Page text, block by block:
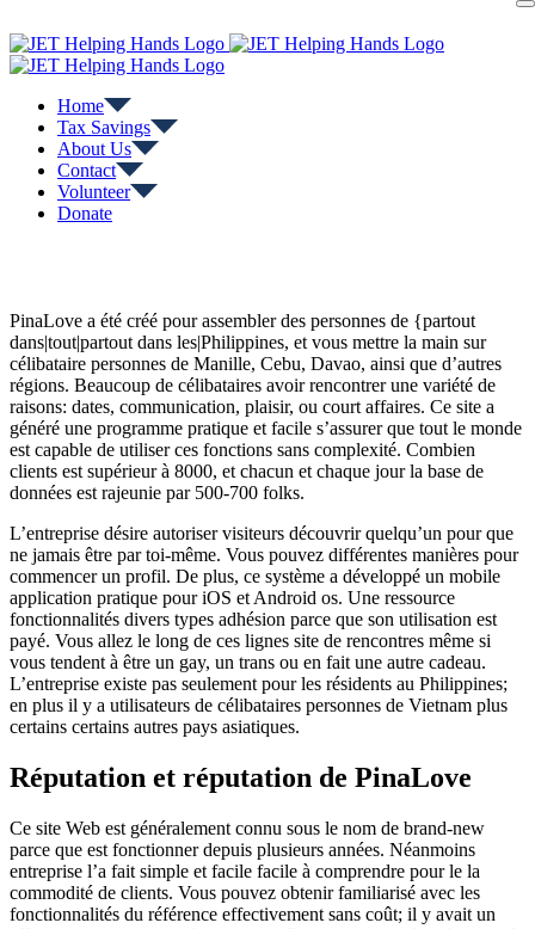
to
content
Home
Tax Savings
About Us
Contact
Volunteer
Donate
PinaLove a été créé pour assembler des personnes de {partout
dans|tout|partout dans les|Philippines, et vous mettre la main sur
célibataire personnes de Manille, Cebu, Davao, ainsi que d’autres
régions. Beaucoup de célibataires avoir rencontrer une variété de
raisons: dates, communication, plaisir, ou court affaires. Ce site a
généré une programme pratique et facile s’assurer que tout le monde
est capable de utiliser ces fonctions sans complexité. Combien
clients est supérieur à 8000, et chacun et chaque jour la base de
données est rajeunie par 500-700 folks.
L’entreprise désire autoriser visiteurs découvrir quelqu’un pour que
ne jamais être par toi-même. Vous pouvez différentes manières pour
commencer un profil. De plus, ce système a développé un mobile
application pratique pour iOS et Android os. Une ressource
fonctionnalités divers types adhésion parce que son utilisation est
payé. Vous allez le long de ces lignes site de rencontres même si
vous tendent à être un gay, un trans ou en fait une autre cadeau.
L’entreprise existe pas seulement pour les résidents au Philippines;
en plus il y a utilisateurs de célibataires personnes de Vietnam plus
certains certains autres pays asiatiques.
Réputation et réputation de PinaLove
Ce site Web est généralement connu sous le nom de brand-new
parce que est fonctionner depuis plusieurs années. Néanmoins
entreprise l’a fait simple et facile facile à comprendre pour le la
commodité de clients. Vous pouvez obtenir familiarisé avec les
fonctionnalités du référence effectivement sans coût; il y avait un